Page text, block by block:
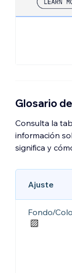
Glosario
Consulta la
información
significa y
Ajuste
Fondo/